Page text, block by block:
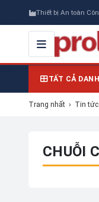
Thiết bị An toàn
TẤT CẢ
Trang nhất › Tin tức
CHUỖI